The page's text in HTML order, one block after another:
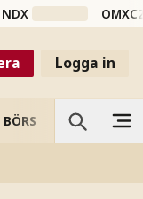
NDX
Logga in
BÖRS VETENSKAP